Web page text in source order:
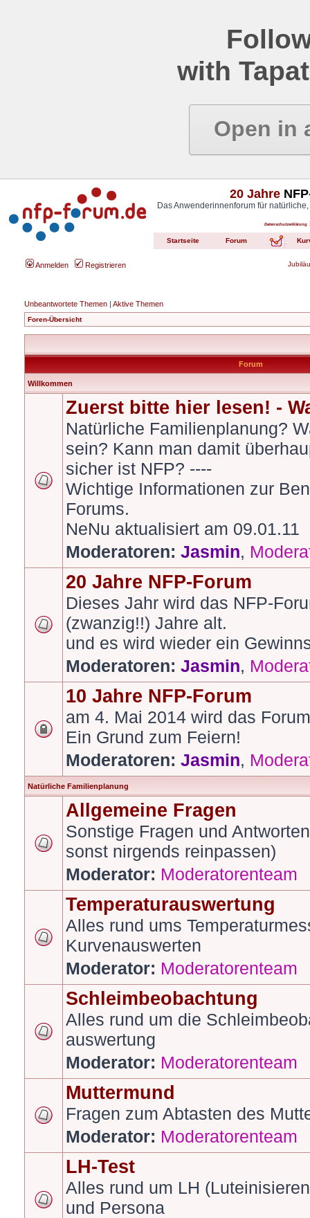
with
Open in
20 Jahre
Das Anwenderinnenforum für
Datenschutzerklärung
Startseite Forum
Anmelden Registrieren
Unbeantwortete Themen | Aktive Themen
Foren-Übersicht
Forum
Willkommen
Zuerst bitte hier lesen! -
Natürliche Familienplanung?
sein? Kann man damit
sicher ist NFP? ----
Wichtige Informationen zur
Forums.
NeNu aktualisiert am 09.01.11
Moderatoren: Jasmin,
20 Jahre NFP-Forum
Dieses Jahr wird das NFP-
(zwanzig!!) Jahre alt.
und es wird wieder ein
Moderatoren: Jasmin,
10 Jahre NFP-Forum
am 4. Mai 2014 wird das
Ein Grund zum Feiern!
Moderatoren: Jasmin,
Natürliche Familienplanung
Allgemeine Fragen
Sonstige Fragen und
sonst nirgends reinpassen)
Moderator: Moderatorenteam
Temperaturauswertung
Alles rund ums
Kurvenauswerten
Moderator: Moderatorenteam
Schleimbeobachtung
Alles rund um die
auswertung
Moderator: Moderatorenteam
Muttermund
Fragen zum Abtasten des
Moderator: Moderatorenteam
LH-Test
Alles rund um LH
und Persona